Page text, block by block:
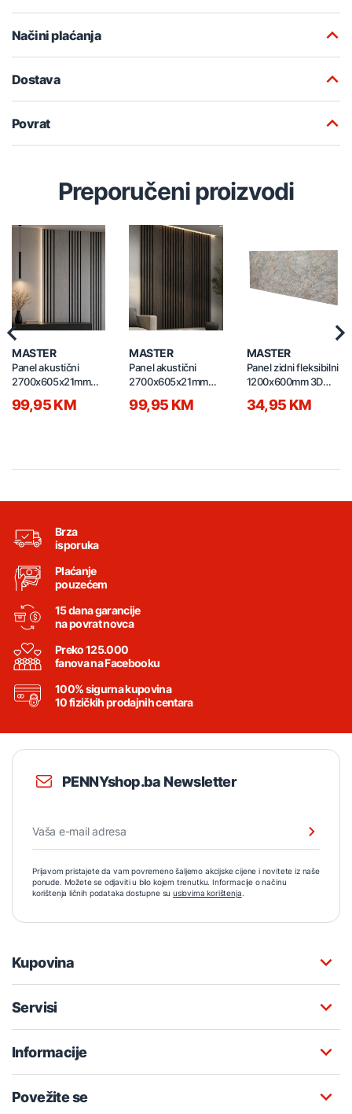
Načini plaćanja
Dostava
Povrat
Preporučeni proizvodi
MASTER
Panel akustični
2700x605x21mm
99,95 KM
MASTER
Panel akustični
2700x605x21mm
99,95 KM
MASTER
Panel zidni fleksibilni
1200x600mm 3D
34,95 KM
Previous
Brza
isporuka
Plaćanje
pouzećem
15 dana garancije
na povrat novca
Preko 125.000
fanova na Facebooku
100% sigurna kupovina
10 fizičkih prodajnih centara
PENNYshop.ba Newsletter
Prijavom pristajete da vam povremeno šaljemo akcijske cijene i novitete iz naše
ponude. Možete se odjaviti u bilo kojem trenutku. Informacije o načinu
korištenja ličnih podataka dostupne su uslovima korištenja.
Kupovina
Servisi
Informacije
Povežite se